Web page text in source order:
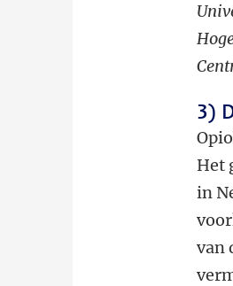
3)
Het
in
van